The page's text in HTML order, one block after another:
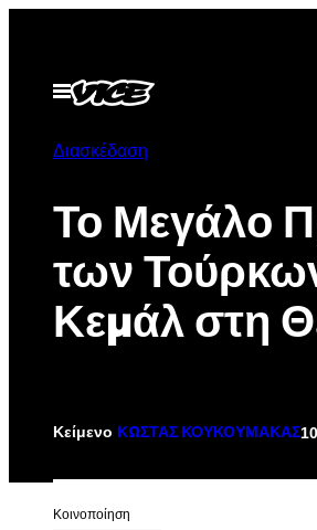
περιεχόμενο
Ανοίξτε
το
Διασκέδαση
Το Μεγάλο
των
Κεμάλ στη
Κείμενο ΚΩΣΤΑΣ ΚΟΥΚΟΥΜΑΚΑΣ
Kοινοποίηση